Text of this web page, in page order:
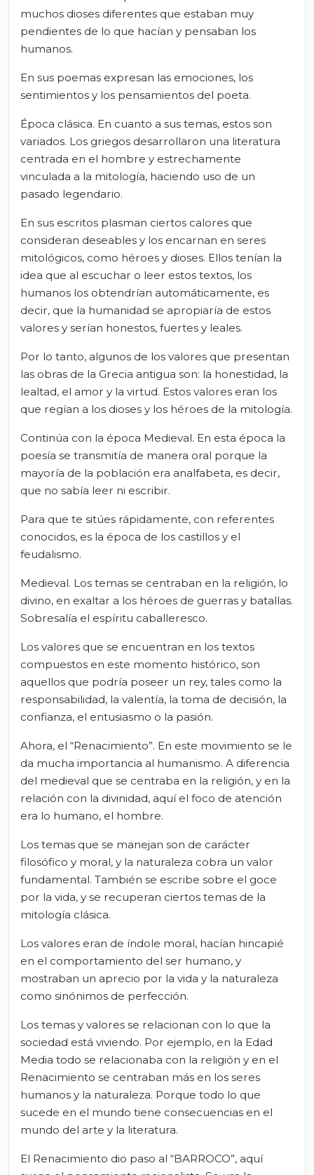
muchos dioses diferentes que estaban muy
pendientes de lo que hacían y pensaban los
humanos.
En sus poemas expresan las emociones, los
sentimientos y los pensamientos del poeta.
Época clásica. En cuanto a sus temas, estos son
variados. Los griegos desarrollaron una literatura
centrada en el hombre y estrechamente
vinculada a la mitología, haciendo uso de un
pasado legendario.
En sus escritos plasman ciertos calores que
consideran deseables y los encarnan en seres
mitológicos, como héroes y dioses. Ellos tenían la
idea que al escuchar o leer estos textos, los
humanos los obtendrían automáticamente, es
decir, que la humanidad se apropiaría de estos
valores y serían honestos, fuertes y leales.
Por lo tanto, algunos de los valores que presentan
las obras de la Grecia antigua son: la honestidad, la
lealtad, el amor y la virtud. Estos valores eran los
que regían a los dioses y los héroes de la mitología.
Continúa con la época Medieval. En esta época la
poesía se transmitía de manera oral porque la
mayoría de la población era analfabeta, es decir,
que no sabía leer ni escribir.
Para que te sitúes rápidamente, con referentes
conocidos, es la época de los castillos y el
feudalismo.
Medieval. Los temas se centraban en la religión, lo
divino, en exaltar a los héroes de guerras y batallas.
Sobresalía el espíritu caballeresco.
Los valores que se encuentran en los textos
compuestos en este momento histórico, son
aquellos que podría poseer un rey, tales como la
responsabilidad, la valentía, la toma de decisión, la
confianza, el entusiasmo o la pasión.
Ahora, el “Renacimiento”. En este movimiento se le
da mucha importancia al humanismo. A diferencia
del medieval que se centraba en la religión, y en la
relación con la divinidad, aquí el foco de atención
era lo humano, el hombre.
Los temas que se manejan son de carácter
filosófico y moral, y la naturaleza cobra un valor
fundamental. También se escribe sobre el goce
por la vida, y se recuperan ciertos temas de la
mitología clásica.
Los valores eran de índole moral, hacían hincapié
en el comportamiento del ser humano, y
mostraban un aprecio por la vida y la naturaleza
como sinónimos de perfección.
Los temas y valores se relacionan con lo que la
sociedad está viviendo. Por ejemplo, en la Edad
Media todo se relacionaba con la religión y en el
Renacimiento se centraban más en los seres
humanos y la naturaleza. Porque todo lo que
sucede en el mundo tiene consecuencias en el
mundo del arte y la literatura.
El Renacimiento dio paso al “BARROCO”, aquí